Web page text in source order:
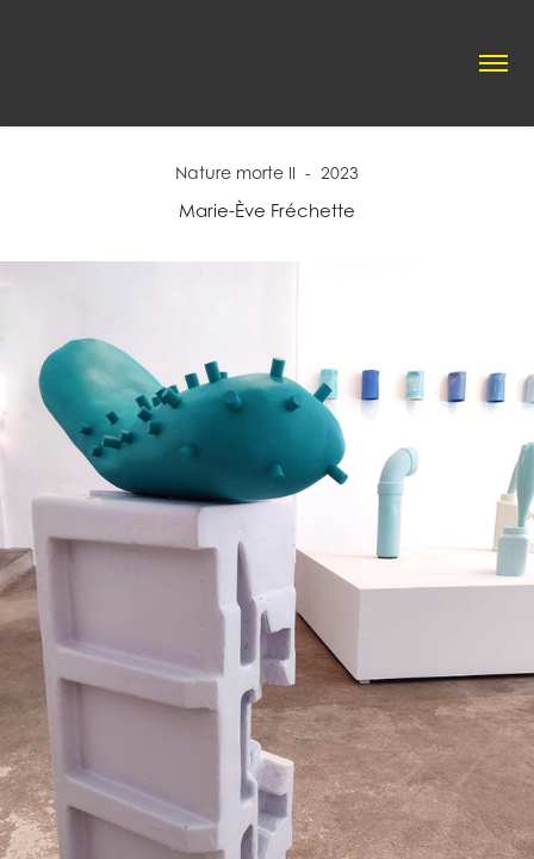
Nature morte II  -  2023
Marie-Ève Fréchette